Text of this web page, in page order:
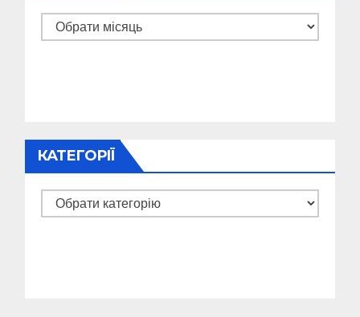
Архіви
КАТЕГОРІЇ
Категорії